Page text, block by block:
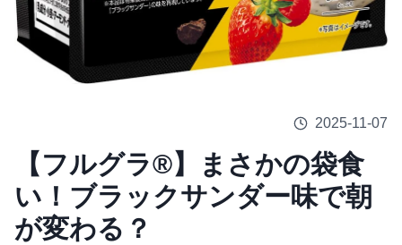
2025-11-07
【フルグラ®】まさかの袋食
い！ブラックサンダー味で朝
が変わる？